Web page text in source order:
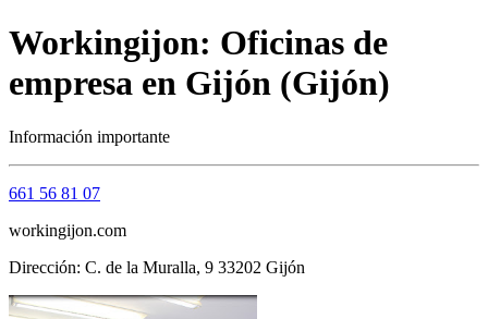
Workingijon: Oficinas de
empresa en Gijón (Gijón)
Información importante
661 56 81 07
workingijon.com
Dirección: C. de la Muralla, 9 33202 Gijón